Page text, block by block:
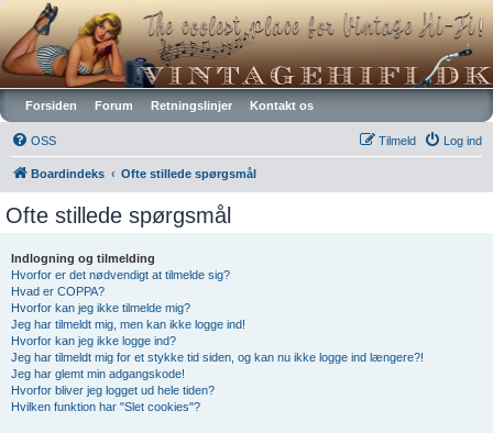
Vintagehifi.dk
Forsiden Forum Retningslinjer Kontakt os
OSS Log ind
Tilmeld
Boardindeks Ofte stillede spørgsmål
Ofte stillede spørgsmål
Indlogning og tilmelding
Hvorfor er det nødvendigt at tilmelde sig?
Hvad er COPPA?
Hvorfor kan jeg ikke tilmelde mig?
Jeg har tilmeldt mig, men kan ikke logge ind!
Hvorfor kan jeg ikke logge ind?
Jeg har tilmeldt mig for et stykke tid siden, og kan nu ikke logge ind længere?!
Jeg har glemt min adgangskode!
Hvorfor bliver jeg logget ud hele tiden?
Hvilken funktion har "Slet cookies"?